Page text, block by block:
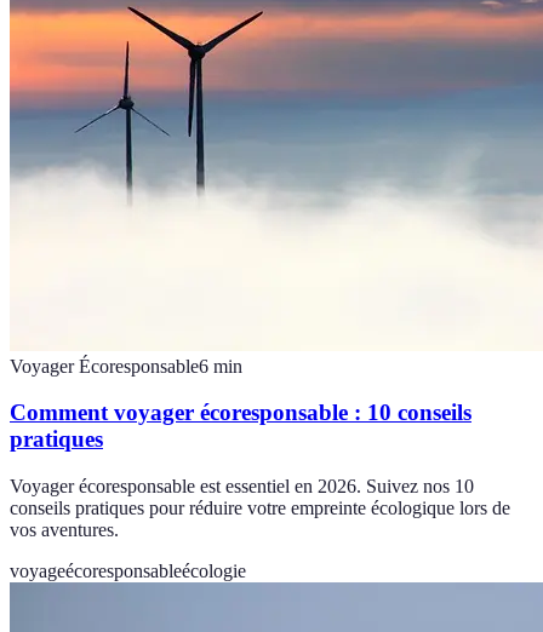
Voyager Écoresponsable6 min
Comment voyager écoresponsable : 10 conseils
pratiques
Voyager écoresponsable est essentiel en 2026. Suivez nos 10
conseils pratiques pour réduire votre empreinte écologique lors de
vos aventures.
voyageécoresponsableécologie